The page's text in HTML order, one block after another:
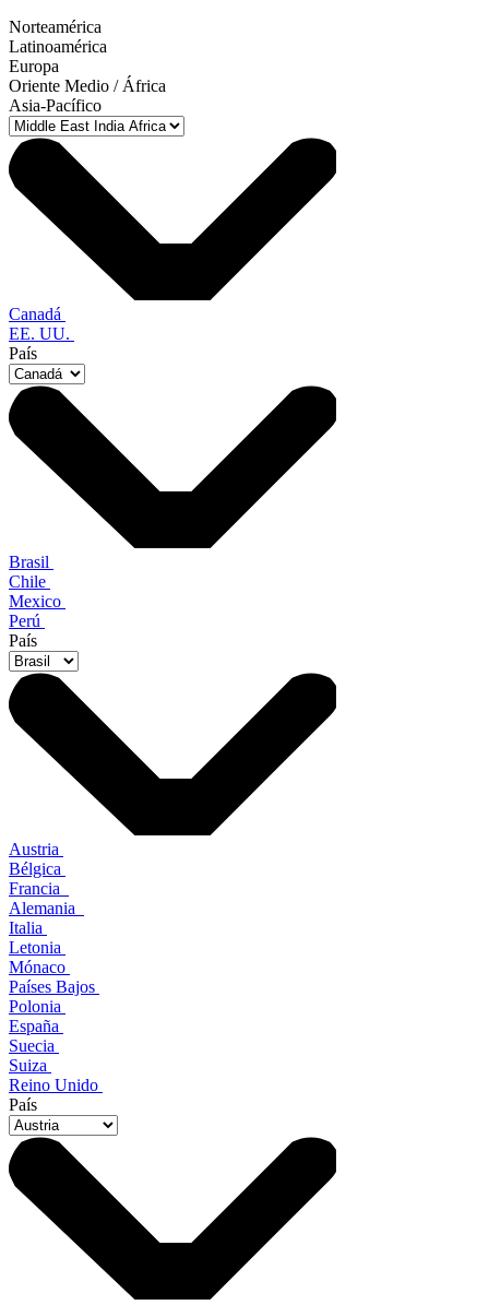
Norteamérica
Latinoamérica
Europa
Oriente Medio / África
Asia-Pacífico
Canadá
EE. UU.
País
Brasil
Chile
Mexico
Perú
País
Austria
Bélgica
Francia
Alemania
Italia
Letonia
Mónaco
Países Bajos
Polonia
España
Suecia
Suiza
Reino Unido
País